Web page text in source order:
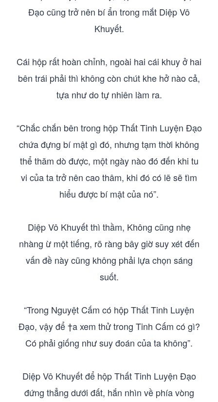
Đạo cũng trở nên bí ẩn trong mắt Diệp Vô
Khuyết.
Cái hộp rất hoàn chỉnh, ngoài hai cái khuy ở hai
bên trái phải thì không còn chút khe hở nào cả,
tựa như do tự nhiên làm ra.
“Chắc chắn bên trong hộp Thất Tinh Luyện Đạo
chứa đựng bí mật gì đó, nhưng tạm thời không
thể thăm dò được, một ngày nào đó đến khi tu
vi của ta trở nên cao thâm, khi đó có lẽ sẽ tìm
hiểu được bí mật của nó”.
Diệp Vô Khuyết thì thầm, Không cũng nhẹ
nhàng ừ một tiếng, rõ ràng bây giờ suy xét đến
vấn đề này cũng không phải lựa chọn sáng
suốt.
“Trong Nguyệt Cấm có hộp Thất Tinh Luyện
Đạo, vậy để †a xem thử trong Tinh Cấm có gì?
Có phải giống như suy đoán của ta không”.
Diệp Vô Khuyết để hộp Thất Tinh Luyện Đạo
đứng thẳng dưới đất, hắn nhìn về phía vòng